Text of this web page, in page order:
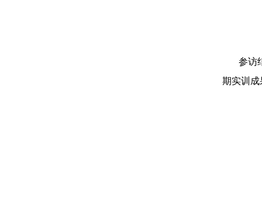
参访
期实训成